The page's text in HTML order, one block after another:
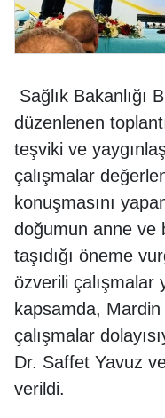
Sağlık Bakanlığı
düzenlenen
teşviki ve
çalışmalar
konuşmasını
doğumun anne ve
taşıdığı öneme
özverili çalışmalar
kapsamda, Mardin
çalışmalar
Dr. Saffet Yavuz
verildi.